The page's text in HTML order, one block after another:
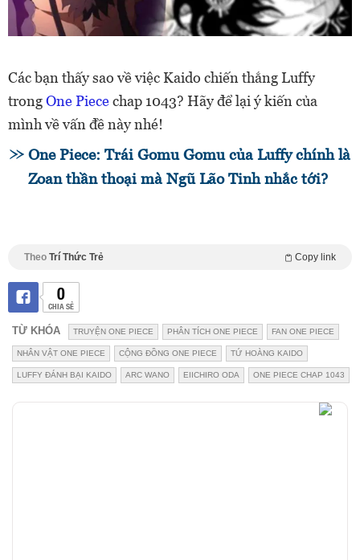
Các bạn thấy sao về việc Kaido chiến thắng Luffy
trongOne Piecechap 1043? Hãy để lại ý kiến của
mình về vấn đề này nhé!
One Piece: Trái Gomu Gomu của Luffy chính là
Zoan thần thoại mà Ngũ Lão Tinh nhắc tới?
Theo Trí Thức Trẻ Copy link
0
CHIA SẺ
TỪ KHÓA TRUYỆN ONE PIECE PHÂN TÍCH ONE PIECE FAN ONE PIECE
NHÂN VẬT ONE PIECE CỘNG ĐỒNG ONE PIECE TỨ HOÀNG KAIDO
LUFFY ĐÁNH BẠI KAIDO ARC WANO EIICHIRO ODA ONE PIECE CHAP 1043